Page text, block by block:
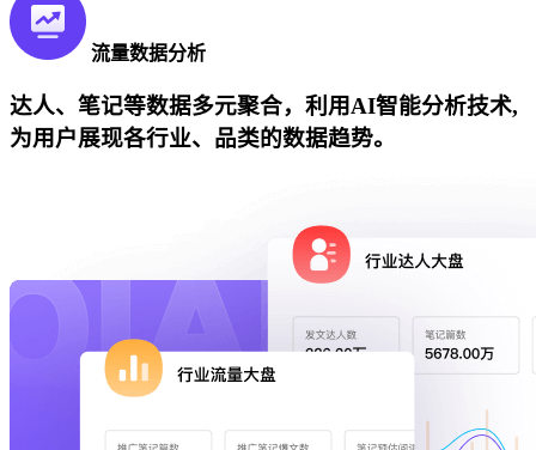
流量数据分析
达人、笔记等数据多元聚合，利用AI智能分析技术,
为用户展现各行业、品类的数据趋势。